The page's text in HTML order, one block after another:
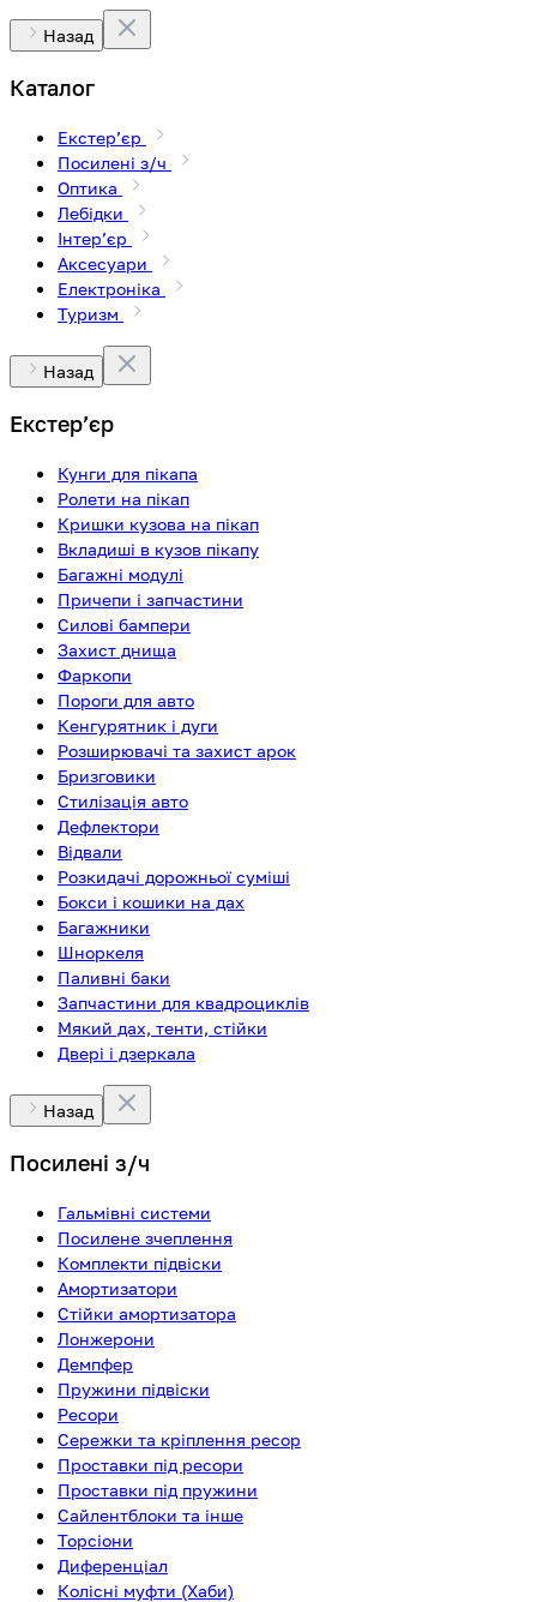
Назад
Каталог
Екстерʼєр
Посилені з/ч
Оптика
Лебідки
Інтерʼєр
Аксесуари
Електроніка
Туризм
Назад
Екстерʼєр
Кунги для пікапа
Ролети на пікап
Кришки кузова на пікап
Вкладиші в кузов пікапу
Багажні модулі
Причепи і запчастини
Силові бампери
Захист днища
Фаркопи
Пороги для авто
Кенгурятник і дуги
Розширювачі та захист арок
Бризговики
Стилізація авто
Дефлектори
Відвали
Розкидачі дорожньої суміші
Бокси і кошики на дах
Багажники
Шноркеля
Паливні баки
Запчастини для квадроциклів
Мякий дах, тенти, стійки
Двері і дзеркала
Назад
Посилені з/ч
Гальмівні системи
Посилене зчеплення
Комплекти підвіски
Амортизатори
Стійки амортизатора
Лонжерони
Демпфер
Пружини підвіски
Ресори
Сережки та кріплення ресор
Проставки під ресори
Проставки під пружини
Сайлентблоки та інше
Торсіони
Диференціал
Колісні муфти (Хаби)